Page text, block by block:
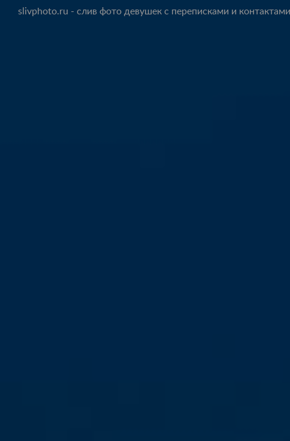
slivphoto.ru - слив фото девушек с переписками и контактами